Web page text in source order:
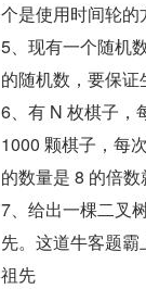
个是使用时间轮的
5、现有一个随机
的随机数，要保证
6、有 N 枚棋子，
1000 颗棋子，每
的数量是 8 的倍数
7、给出一棵二叉
先。这道牛客题
祖先